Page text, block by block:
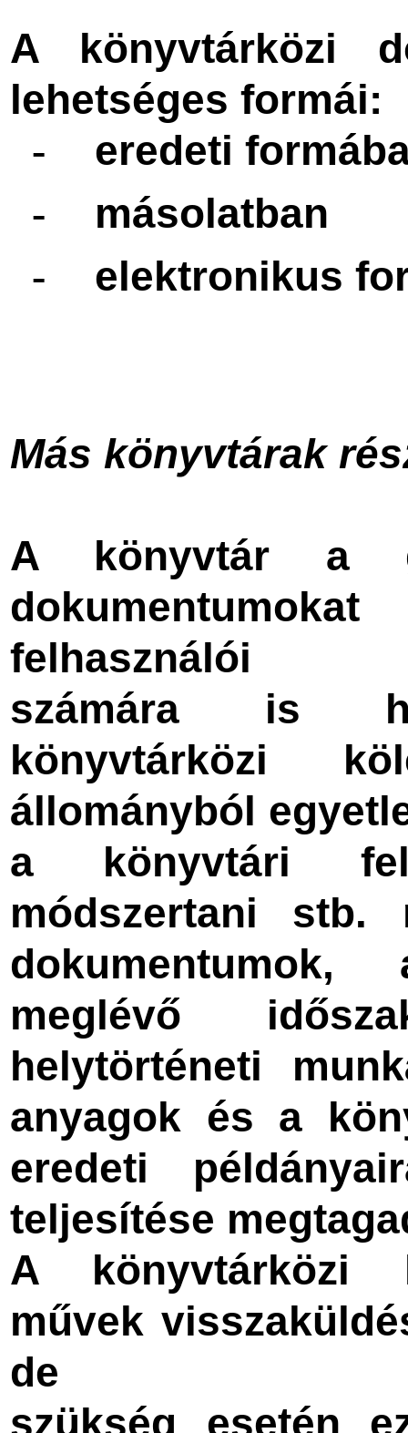
A könyvtárközi
lehetséges formái:
- eredeti
- másolatban
- elektronikus
Más könyvtárak
A könyvtár a
felhasználói
számára is
könyvtárközi
állományból
a könyvtári
módszertani stb.
meglévő
helytörténeti
anyagok és a
eredeti
teljesítése
A könyvtárközi
művek
de
szükség esetén